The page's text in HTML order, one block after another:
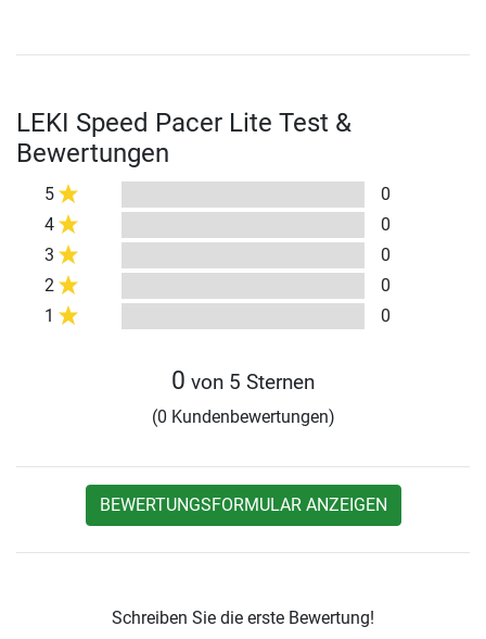
LEKI Speed Pacer Lite Test &
Bewertungen
5
0
4
0
3
0
2
0
1
0
0 von 5 Sternen
(0 Kundenbewertungen)
BEWERTUNGSFORMULAR ANZEIGEN
Schreiben Sie die erste Bewertung!